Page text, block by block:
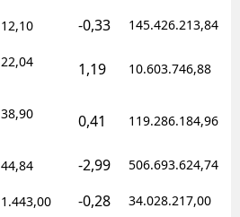
12,10 -0,33 145.426.213,84
22,04 1,19 10.603.746,88
38,90 0,41 119.286.184,96
44,84 -2,99 506.693.624,74
1.443,00 -0,28 34.028.217,00